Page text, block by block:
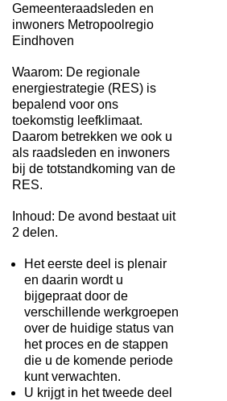
Gemeenteraadsleden en
inwoners Metropoolregio
Eindhoven
Waarom: De regionale
energiestrategie (RES) is
bepalend voor ons
toekomstig leefklimaat.
Daarom betrekken we ook u
als raadsleden en inwoners
bij de totstandkoming van de
RES.
Inhoud: De avond bestaat uit
2 delen.
Het eerste deel is plenair
en daarin wordt u
bijgepraat door de
verschillende werkgroepen
over de huidige status van
het proces en de stappen
die u de komende periode
kunt verwachten.
U krijgt in het tweede deel